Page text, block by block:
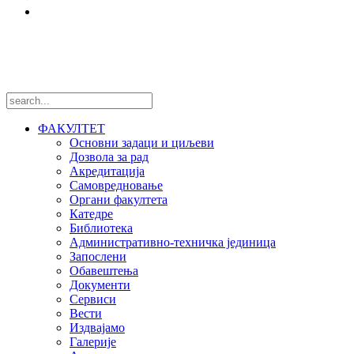
ФАКУЛТЕТ
Основни задаци и циљеви
Дозвола за рад
Акредитација
Самовредновање
Органи факултета
Катедре
Библиотека
Административно-техничка јединица
Запослени
Обавештења
Документи
Сервиси
Вести
Издвајамо
Галерије